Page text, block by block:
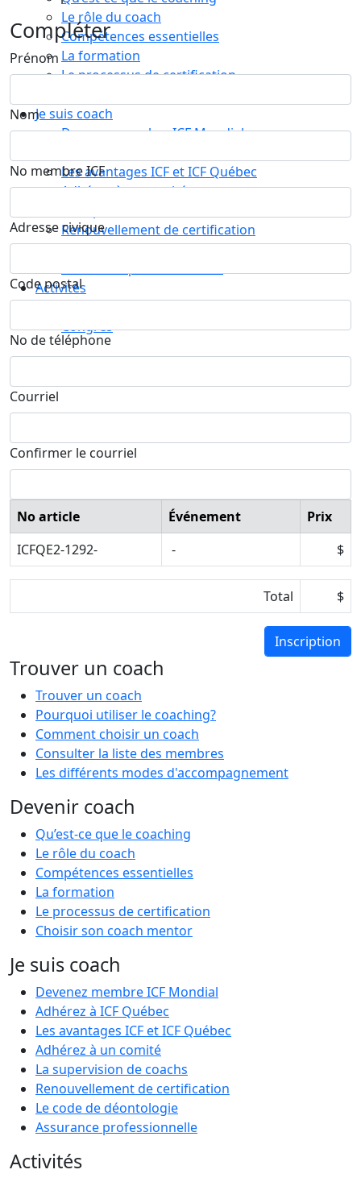
Le rôle du coach
Compétences essentielles
La formation
Le processus de certification
Je suis coach
Devenez membre ICF Mondial
Les avantages ICF et ICF Québec
Adhérez à un comité
Renouvellement de certification
Le code de déontologie
Activités
Congrès
Compléter
Prénom
Nom
No membre ICF
Adresse civique
Code postal
No de téléphone
Courriel
Confirmer le courriel
No article Événement
Prix
ICFQE2-1292-
- $
Total $
Trouver un coach
Trouver un coach
Pourquoi utiliser le coaching?
Comment choisir un coach
Consulter la liste des membres
Les différents modes d'accompagnement
Devenir coach
Qu’est-ce que le coaching
Le rôle du coach
Compétences essentielles
La formation
Le processus de certification
Choisir son coach mentor
Je suis coach
Devenez membre ICF Mondial
Adhérez à ICF Québec
Les avantages ICF et ICF Québec
Adhérez à un comité
La supervision de coachs
Renouvellement de certification
Le code de déontologie
Assurance professionnelle
Activités